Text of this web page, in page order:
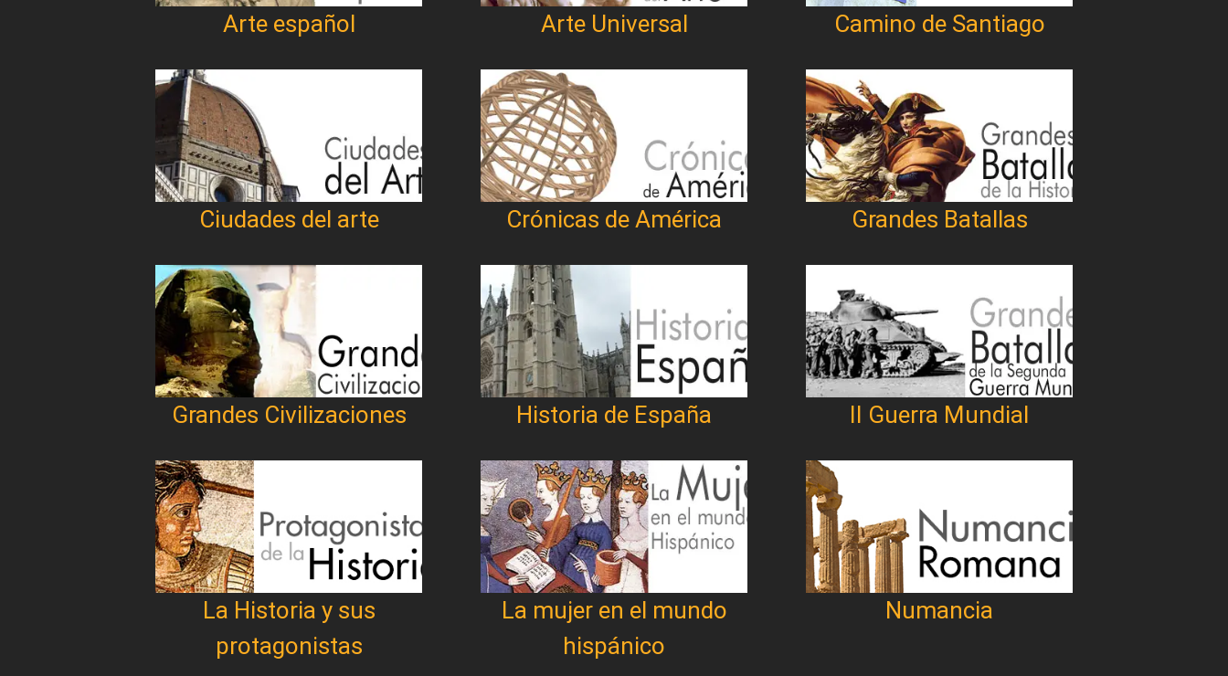
Arte español Arte Universal Camino de Santiago
Ciudades del arte Crónicas de América Grandes Batallas
Grandes Civilizaciones Historia de España II Guerra Mundial
La Historia y sus
protagonistas
La mujer en el mundo
hispánico
Numancia